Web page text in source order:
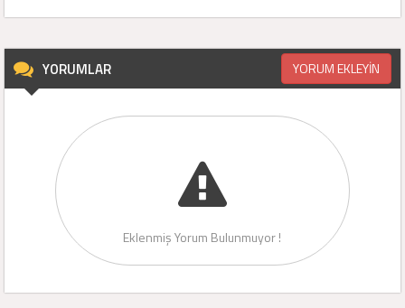
YORUMLAR YORUM EKLEYİN
Eklenmiş Yorum Bulunmuyor !